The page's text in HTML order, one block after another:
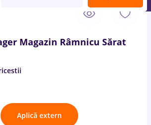
Magazin Râmnicu Sărat
Aplică extern